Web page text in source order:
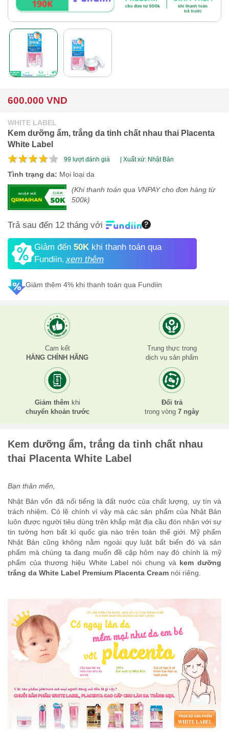
600.000 VND
WHITE LABEL
Kem dưỡng ẩm, trắng da tinh chất nhau thai Placenta
White Label
99 lượt đánh giá | Xuất xứ: Nhật Bản
Tình trạng da: Mọi loại da
(Khi thanh toán qua VNPAY cho đơn hàng từ
500k)
Trả sau đến 12 tháng với
Giảm đến 50K khi thanh toán qua
Fundiin.xem thêm
Giảm thêm 4% khi thanh toán qua Fundiin
Cam kết
HÀNG CHÍNH HÃNG
Trung thực trong
dịch vụ sản phẩm
Giảm thêm khi
chuyển khoản trước
Đổi trả
trong vòng 7 ngày
Kem dưỡng ẩm, trắng da tinh chất nhau
thai Placenta White Label
Bạn thân mến,
Nhật Bản vốn đã nổi tiếng là đất nước của chất lượng, uy tín và
trách nhiệm. Có lẽ chính vì vậy mà các sản phẩm của Nhật Bản
luôn được người tiêu dùng trên khắp mặt địa cầu đón nhận với sự
tin tưởng hơn bất kì quốc gia nào trên toàn thế giới. Mỹ phẩm
Nhật Bản cũng không nằm ngoài quy luật bất biến đó và sản
phẩm mà chúng ta đang muốn đề cập hôm nay đó chính là mỹ
phẩm của thương hiệu White Label nói chung và kem dưỡng
trắng da White Label Premium Placenta Cream nói riêng.